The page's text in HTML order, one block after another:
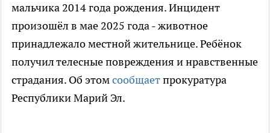
мальчика 2014 года рождения. Инцидент
произошёл в мае 2025 года - животное
принадлежало местной жительнице. Ребёнок
получил телесные повреждения и нравственные
страдания. Об этомсообщаетпрокуратура
Республики Марий Эл.